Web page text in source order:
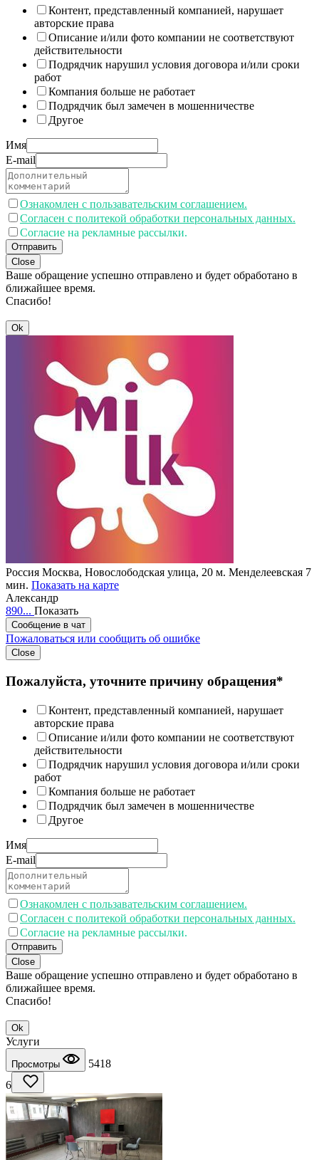
Контент, представленный компанией, нарушает
авторские права
Описание и/или фото компании не соответствуют
действительности
Подрядчик нарушил условия договора и/или сроки
работ
Компания больше не работает
Подрядчик был замечен в мошенничестве
Другое
Имя
E-mail
Ознакомлен с пользавательским соглашением.
Согласен с политекой обработки персональных данных.
Согласие на рекламные рассылки.
Отправить
Close
Ваше обращение успешно отправлено и будет обработано в
ближайшее время.
Спасибо!
Ok
Россия Москва, Новослободская улица, 20 м. Менделеевская 7
мин. Показать на карте
Александр
890... Показать
Сообщение в чат
Пожаловаться или сообщить об ошибке
Close
Пожалуйста, уточните причину обращения*
Контент, представленный компанией, нарушает
авторские права
Описание и/или фото компании не соответствуют
действительности
Подрядчик нарушил условия договора и/или сроки
работ
Компания больше не работает
Подрядчик был замечен в мошенничестве
Другое
Имя
E-mail
Ознакомлен с пользавательским соглашением.
Согласен с политекой обработки персональных данных.
Согласие на рекламные рассылки.
Отправить
Close
Ваше обращение успешно отправлено и будет обработано в
ближайшее время.
Спасибо!
Ok
Услуги
Просмотры
5418
6